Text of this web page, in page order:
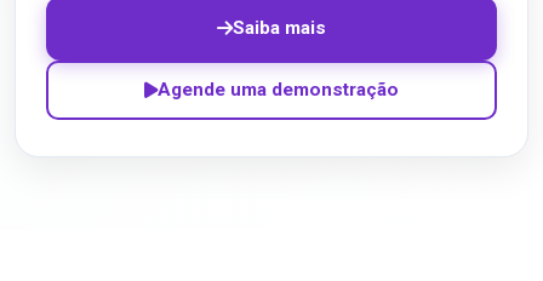
Saiba mais
Agende uma demonstração